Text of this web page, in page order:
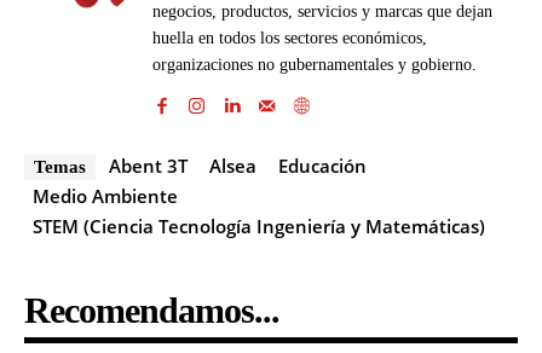
negocios, productos, servicios y marcas que dejan
huella en todos los sectores económicos,
organizaciones no gubernamentales y gobierno.
Temas Abent 3T Alsea
Educación
Medio Ambiente
STEM (Ciencia Tecnología Ingeniería y Matemáticas)
Recomendamos...